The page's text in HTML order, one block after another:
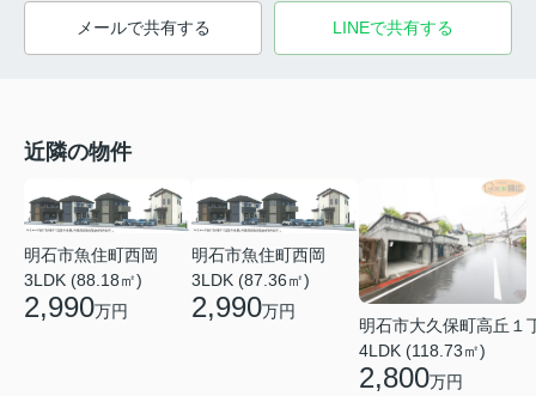
メールで共有する LINEで共有する
近隣の物件
明石市魚住町西岡
3LDK (88.18㎡)
2,990万円
明石市魚住町西岡
3LDK (87.36㎡)
2,990万円
明石市大久保町高丘１
4LDK (118.73㎡)
2,800万円